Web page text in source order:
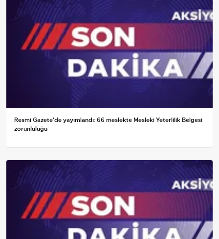
Resmi Gazete'de yayımlandı: 66 meslekte Mesleki Yeterlilik Belgesi
zorunluluğu